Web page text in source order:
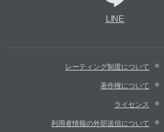
LINE
レーティング制度について
著作権について
ライセンス
利用者情報の外部送信について